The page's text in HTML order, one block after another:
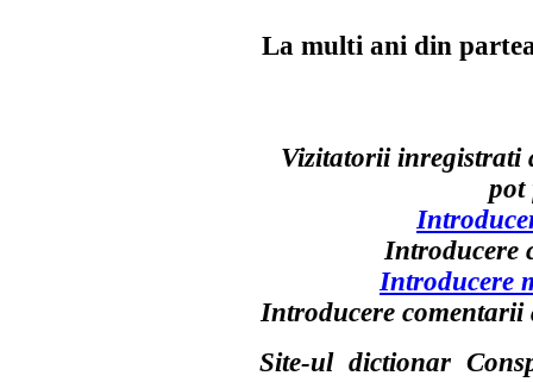
La multi ani din
Vizitatorii inregistrati
pot
Introducere
Introducere
Introducere comentarii
Site-ul dictionar